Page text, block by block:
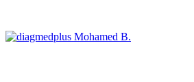
Mohamed B.